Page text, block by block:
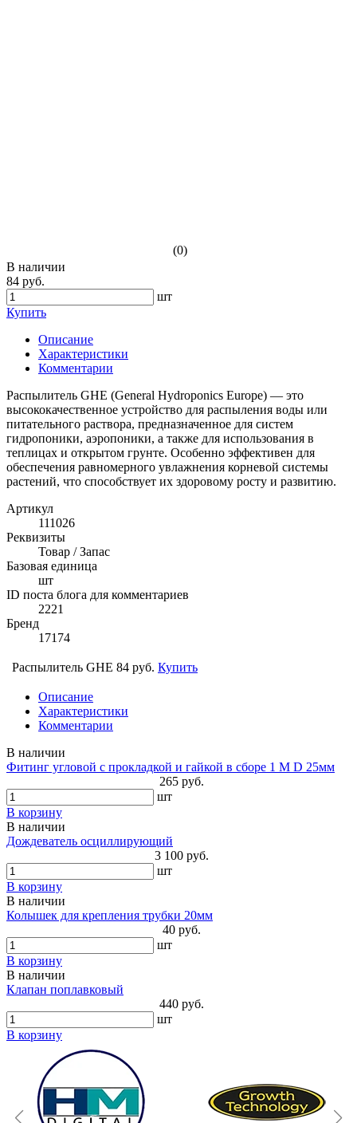
(0)
В наличии
84 руб.
шт
Купить
Описание
Характеристики
Комментарии
Распылитель GHE (General Hydroponics Europe) — это
высококачественное устройство для распыления воды или
питательного раствора, предназначенное для систем
гидропоники, аэропоники, а также для использования в
теплицах и открытом грунте. Особенно эффективен для
обеспечения равномерного увлажнения корневой системы
растений, что способствует их здоровому росту и развитию.
Артикул
111026
Реквизиты
Товар / Запас
Базовая единица
шт
ID поста блога для комментариев
2221
Бренд
17174
Распылитель GHE 84 руб. Купить
Описание
Характеристики
Комментарии
В наличии
Фитинг угловой с прокладкой и гайкой в сборе 1 М D 25мм
265 руб.
шт
В корзину
В наличии
Дождеватель осциллирующий
3 100 руб.
шт
В корзину
В наличии
Колышек для крепления трубки 20мм
40 руб.
шт
В корзину
В наличии
Клапан поплавковый
440 руб.
шт
В корзину